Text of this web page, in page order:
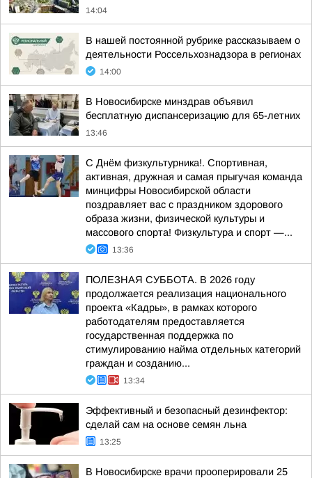
14:04
В нашей постоянной рубрике рассказываем о
деятельности Россельхознадзора в регионах
14:00
В Новосибирске минздрав объявил
бесплатную диспансеризацию для 65-летних
13:46
С Днём физкультурника!. Спортивная,
активная, дружная и самая прыгучая команда
минцифры Новосибирской области
поздравляет вас с праздником здорового
образа жизни, физической культуры и
массового спорта! Физкультура и спорт —...
13:36
ПОЛЕЗНАЯ СУББОТА. В 2026 году
продолжается реализация национального
проекта «Кадры», в рамках которого
работодателям предоставляется
государственная поддержка по
стимулированию найма отдельных категорий
граждан и созданию...
13:34
Эффективный и безопасный дезинфектор:
сделай сам на основе семян льна
13:25
В Новосибирске врачи прооперировали 25